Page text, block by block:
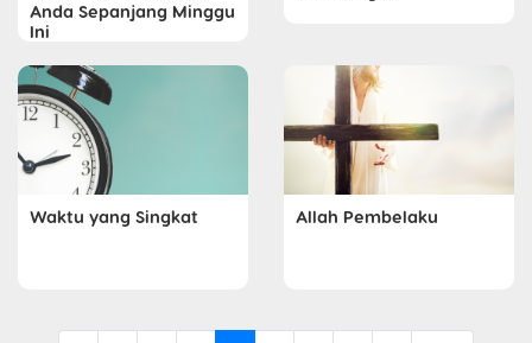
Anda Sepanjang Minggu
Ini
Waktu yang Singkat Allah Pembelaku